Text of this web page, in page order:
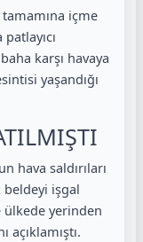
içme
karşı havaya
yaşandığı
hava saldırıları
işgal
yerinden
açıklamıştı.